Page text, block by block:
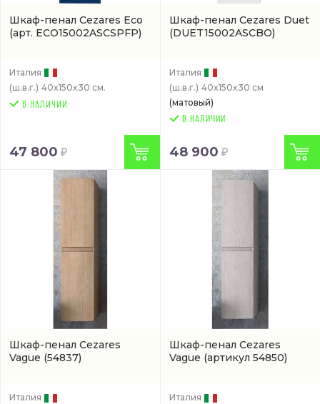
Шкаф-пенал Cezares Eco
(арт. ECO15002ASCSPFP)
Италия
(ш.в.г.) 40x150x30 см.
47 800
Шкаф-пенал Cezares Duet
(DUET15002ASCBO)
Италия
(ш.в.г.) 40x150x30 см
(матовый)
В НАЛИЧИИ
48 900
Шкаф-пенал Cezares
Vague (54837)
Италия
Шкаф-пенал Cezares
Vague (артикул 54850)
Италия